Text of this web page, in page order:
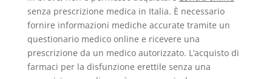
senza prescrizione medica in Italia. È necessario
fornire informazioni mediche accurate tramite un
questionario medico online e ricevere una
prescrizione da un medico autorizzato. L’acquisto di
farmaci per la disfunzione erettile senza una